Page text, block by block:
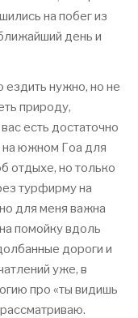
на побег из
день и
нужно, но не
природу,
есть достаточно
на южном Гоа для
отдыхе, но только
турфирму на
для меня важна
помойку вдоль
дороги и
уже, в
про «ты видишь